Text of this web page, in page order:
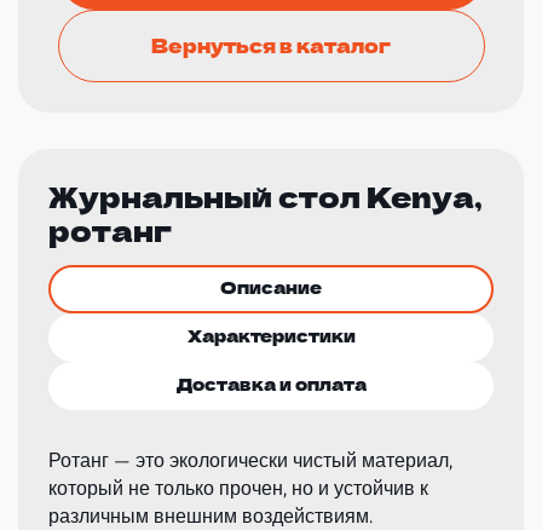
Вернуться в каталог
Журнальный стол Kenya,
ротанг
Описание
Характеристики
Доставка и оплата
Ротанг — это экологически чистый материал,
который не только прочен, но и устойчив к
различным внешним воздействиям.